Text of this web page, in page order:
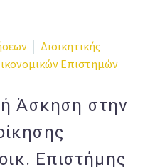
Διοικητικής
Επιστημών
Άσκηση στην
Επιστήμης